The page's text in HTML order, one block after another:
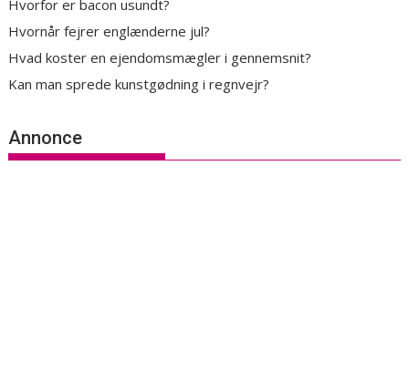
Hvorfor er bacon usundt?
Hvornår fejrer englænderne jul?
Hvad koster en ejendomsmægler i gennemsnit?
Kan man sprede kunstgødning i regnvejr?
Annonce